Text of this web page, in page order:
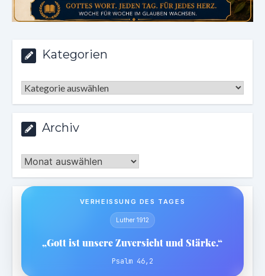
Kategorien
Kategorien
Archiv
Archiv
VERHEISSUNG DES TAGES
Luther 1912
„Gott ist unsere Zuversicht und Stärke.“
Psalm 46,2